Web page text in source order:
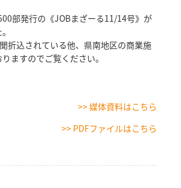
部発行の《JOBまざーる11/14号》が
折込されている他、県南地区の商業施
ますのでご覧ください。
>> 媒体資料はこちら
>> PDFファイルはこちら